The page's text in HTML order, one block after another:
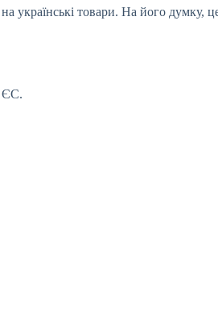
українські товари. На його думку,
ЄС.